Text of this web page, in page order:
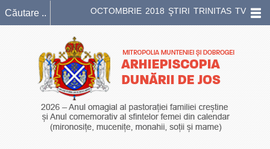
OCTOMBRIE 2018 ŞTIRI TRINITAS TV